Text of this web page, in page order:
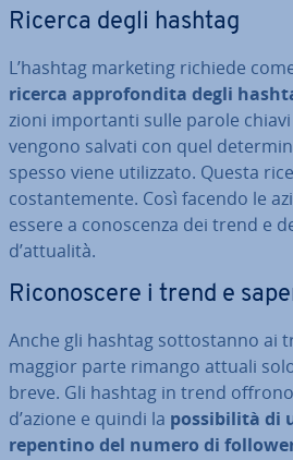
Ricerca degli hashtag
L’hashtag marketing richiede
ricerca ap­pro­fon­di­ta degli
zio­ni im­por­tan­ti sulle parole
vengono salvati con quel
spesso viene uti­liz­za­to. Questa
co­stan­te­men­te. Così facendo le
essere a co­no­scen­za dei trend e
d’attualità.
Ri­co­no­sce­re i trend e
Anche gli hashtag sot­to­stan­no ai
maggior parte rimango attuali
breve. Gli hashtag in trend
d’azione e quindi la pos­si­bi­li­tà di
repentino del numero di